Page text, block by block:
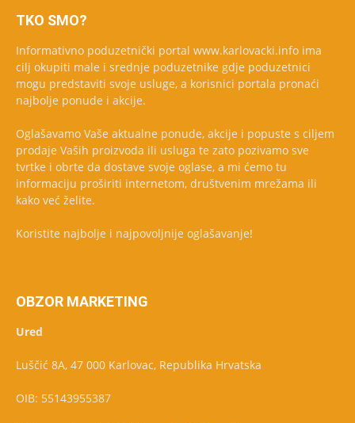
TKO SMO?
Informativno poduzetnički portal www.karlovacki.info ima
cilj okupiti male i srednje poduzetnike gdje poduzetnici
mogu predstaviti svoje usluge, a korisnici portala pronaći
najbolje ponude i akcije.
Oglašavamo Vaše aktualne ponude, akcije i popuste s ciljem
prodaje Vaših proizvoda ili usluga te zato pozivamo sve
tvrtke i obrte da dostave svoje oglase, a mi ćemo tu
informaciju proširiti internetom, društvenim mrežama ili
kako već želite.
Koristite najbolje i najpovoljnije oglašavanje!
OBZOR MARKETING
Ured
Luščić 8A, 47 000 Karlovac, Republika Hrvatska
OIB: 55143955387